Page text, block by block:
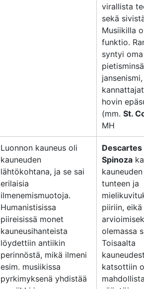
virallista
sekä
Musiikilla
funktio.
syntyi oma
hovin
(mm. St.
MH
Luonnon kauneus oli
kauneuden
lähtökohtana, ja se sai
erilaisia
ilmenemismuotoja.
Humanistisissa
piireisissä monet
kauneusihanteista
löydettiin antiikin
perinnöstä, mikä ilmeni
esim. musiikissa
pyrkimyksenä yhdistää
Descartes
Spinoza
tunteen ja
piiriin, eikä
olemassa
Toisaalta
katsottiin